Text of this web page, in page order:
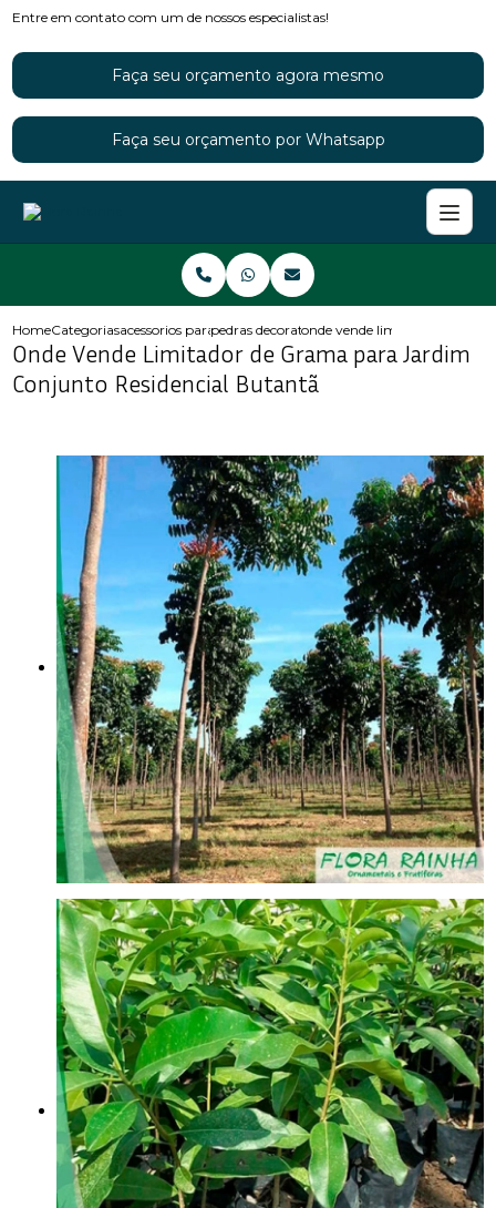
Entre em contato com um de nossos especialistas!
Faça seu orçamento agora mesmo
Faça seu orçamento por Whatsapp
HomeCategoriasacessorios para jardinspedras decorativas para jardim
onde vende limitador de
Onde Vende Limitador de Grama para Jardim
Conjunto Residencial Butantã